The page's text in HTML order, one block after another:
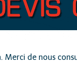
de nous